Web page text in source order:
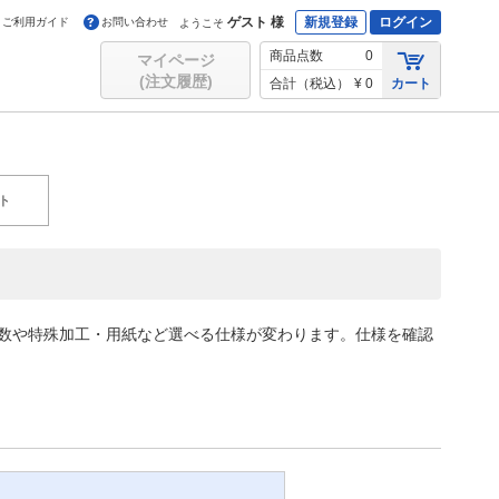
ご利用ガイド お問い合わせ ようこそ ゲスト 様 新規登録 ログイン
マイページ
(注文履歴)
商品点数
0
合計（税込）
¥ 0 カート
特殊加工・用紙など選べる仕様が変わります。仕様を確認